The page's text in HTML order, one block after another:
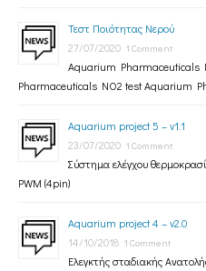
Τεστ Ποιότητας Νερού
27/07/2020 1 Comment
Aquarium Pharmaceuticals
Pharmaceuticals NO2 test Aquarium
Aquarium project 5 – v1.1
23/07/2020 1 Comment
Σύστημα ελέγχου
PWM (4pin)
Aquarium project 4 – v2.0
14/10/2018 1 Comment
Ελεγκτής σταδιακής